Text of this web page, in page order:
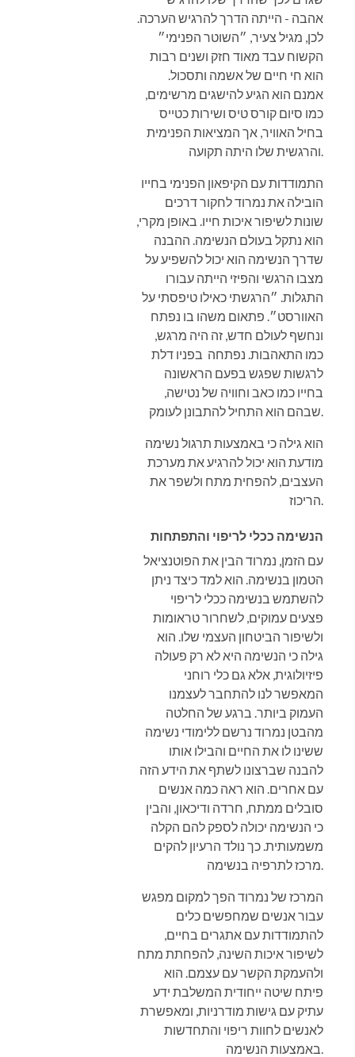
אהבה - הייתה הדרך להרגיש הערכה.
לכן, מגיל צעיר, ״השוטר הפנימי״
הקשוח עבד מאוד חזק ושנים רבות
הוא חי חיים של אשמה ותסכול.
אמנם הוא הגיע להישגים מרשימים,
כמו סיום קורס טיס ושירות כטייס
בחיל האוויר, אך המציאות הפנימית
והרגשית שלו היתה תקועה.
התמודדות עם הקיפאון הפנימי בחייו
הובילה את נמרוד לחקור דרכים
שונות לשיפור איכות חייו. באופן מקרי,
הוא נתקל בעולם הנשימה. ההבנה
שדרך הנשימה הוא יכול להשפיע על
מצבו הרגשי והפיזי הייתה עבורו
התגלות. ״הרגשתי כאילו טיפסתי על
האוורסט״. פתאום משהו בו נפתח
ונחשף לעולם חדש, זה היה מרגש,
כמו התאהבות. נפתחה בפניו דלת
לרגשות שפגש בפעם הראשונה
בחייו כמו כאב וחוויה של נטישה,
שבהם הוא התחיל להתבונן לעומק.
הוא גילה כי באמצעות תרגול נשימה
מודעת הוא יכול להרגיע את מערכת
העצבים, להפחית מתח ולשפר את
הריכוז.
הנשימה ככלי לריפוי והתפתחות
עם הזמן, נמרוד הבין את הפוטנציאל
הטמון בנשימה. הוא למד כיצד ניתן
להשתמש בנשימה ככלי לריפוי
פצעים עמוקים, לשחרור טראומות
ולשיפור הביטחון העצמי שלו. הוא
גילה כי הנשימה היא לא רק פעולה
פיזיולוגית, אלא גם כלי רוחני
המאפשר לנו להתחבר לעצמנו
העמוק ביותר. ברגע של החלטה
מהבטן נמרוד נרשם ללימודי נשימה
ששינו לו את החיים והבילו אותו
להבנה שברצונו לשתף את הידע הזה
עם אחרים. הוא ראה כמה אנשים
סובלים ממתח, חרדה ודיכאון, והבין
כי הנשימה יכולה לספק להם הקלה
משמעותית. כך נולד הרעיון להקים
מרכז לתרפיה בנשימה.
המרכז של נמרוד הפך למקום מפגש
עבור אנשים שמחפשים כלים
להתמודדות עם אתגרים בחיים,
לשיפור איכות השינה, להפחתת מתח
ולהעמקת הקשר עם עצמם. הוא
פיתח שיטה ייחודית המשלבת ידע
עתיק עם גישות מודרניות, ומאפשרת
לאנשים לחוות ריפוי והתחדשות
באמצעות הנשימה.